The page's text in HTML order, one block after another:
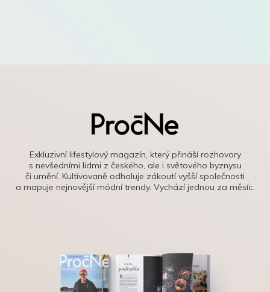
Exkluzivní lifestylový magazín, který přináší rozhovory
s nevšedními lidmi z českého, ale i světového byznysu
či umění. Kultivovaně odhaluje zákoutí vyšší společnosti
a mapuje nejnovější módní trendy. Vychází jednou za měsíc.